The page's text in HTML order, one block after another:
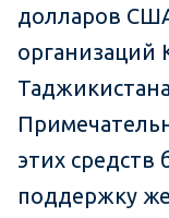
долларов
организаций
этих средств
поддержку